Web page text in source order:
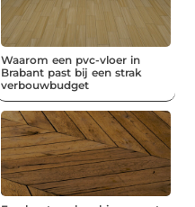
Waarom een pvc-vloer in
Brabant past bij een strak
verbouwbudget